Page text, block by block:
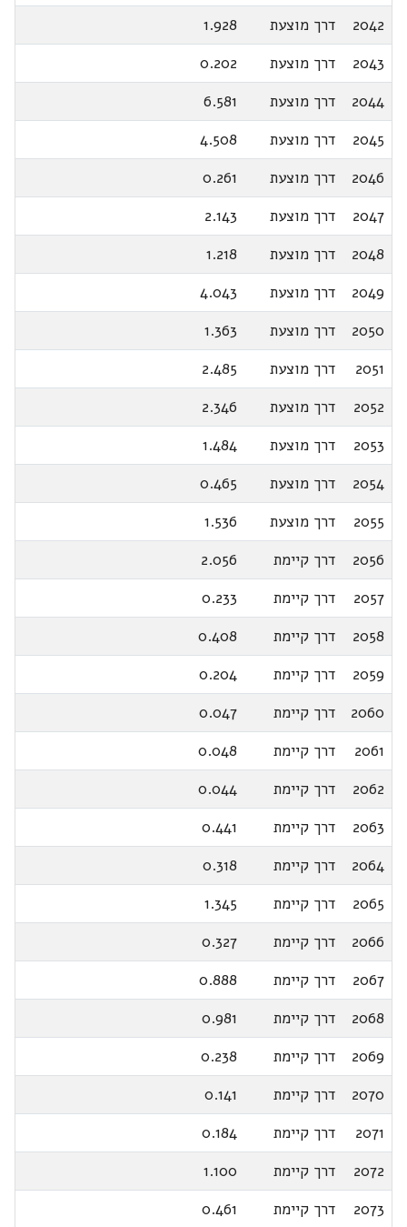
2042 דרך מוצעת
1.928
2043
דרך מוצעת
0.202
2044
דרך מוצעת
6.581
2045
דרך מוצעת
4.508
2046
דרך מוצעת
0.261
2047
דרך מוצעת
2.143
2048
דרך מוצעת
1.218
2049
דרך מוצעת
4.043
2050
דרך מוצעת
1.363
2051
דרך מוצעת
2.485
2052
דרך מוצעת
2.346
2053
דרך מוצעת
1.484
2054
דרך מוצעת
0.465
2055
דרך מוצעת
1.536
2056
דרך קיימת
2.056
2057
דרך קיימת
0.233
2058
דרך קיימת
0.408
2059
דרך קיימת
0.204
2060
דרך קיימת
0.047
2061
דרך קיימת
0.048
2062
דרך קיימת
0.044
2063
דרך קיימת
0.441
2064
דרך קיימת
0.318
2065
דרך קיימת
1.345
2066
דרך קיימת
0.327
2067
דרך קיימת
0.888
2068
דרך קיימת
0.981
2069
דרך קיימת
0.238
2070
דרך קיימת
0.141
2071
דרך קיימת
0.184
2072
דרך קיימת
1.100
2073
דרך קיימת
0.461